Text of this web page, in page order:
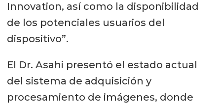
Innovation, así como la disponibilidad
de los potenciales usuarios del
dispositivo”.
El Dr. Asahi presentó el estado actual
del sistema de adquisición y
procesamiento de imágenes, donde